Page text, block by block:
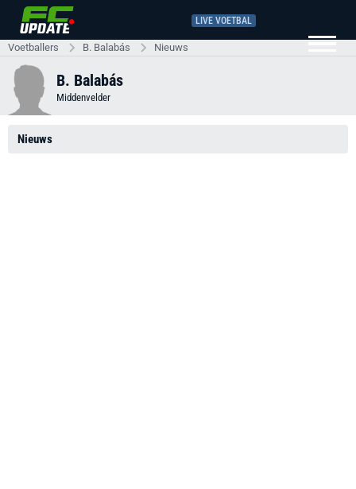
LIVE VOETBAL
Voetballers B. Balabás Nieuws
B. Balabás
Middenvelder
Nieuws